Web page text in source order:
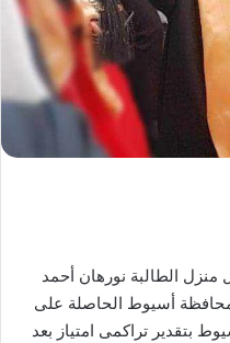
الطالبة نورهان أحمد
أسيوط الحاصلة على
بتقدير تراكمى امتياز بعد